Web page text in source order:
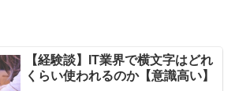
【経験談】IT業界で横文字はどれ
くらい使われるのか【意識高い】